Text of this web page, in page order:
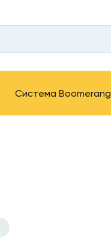
Система Boomerang